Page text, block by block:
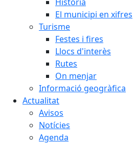
El municipi en xifres
Turisme
Festes i fires
Llocs d'interès
Rutes
On menjar
Informació geogràfica
Actualitat
Avisos
Notícies
Agenda